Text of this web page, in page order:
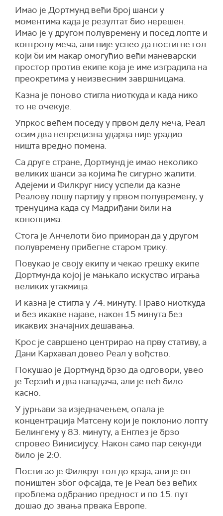
Имао је Дортмунд већи број шанси у
моментима када је резултат био нерешен.
Имао је у другом полувремену и посед лопте и
контролу меча, али није успео да постигне гол
који би им макар омогућио већи маневарски
простор против екипе која је име изградила на
преокретима у неизвесним завршницама.
Казна је поново стигла ниоткуда и када нико
то не очекује.
Упркос већем поседу у првом делу меча, Реал
осим два непрецизна ударца није урадио
ништа вредно помена.
Са друге стране, Дортмунд је имао неколико
великих шанси за којима ће сигурно жалити.
Адејеми и Филкруг нису успели да казне
Реалову лошу партију у првом полувремену, у
тренуцима када су Мадриђани били на
конопцима.
Стога је Анчелоти био приморан да у другом
полувремену прибегне старом трику.
Повукао је своју екипу и чекао грешку екипе
Дортмунда којој је мањкало искуство играња
великих утакмица.
И казна је стигла у 74. минуту. Право ниоткуда
и без икакве најаве, након 15 минута без
икаквих значајних дешавања.
Крос је савршено центрирао на прву стативу, а
Дани Кархавал довео Реал у вођство.
Покушао је Дортмунд брзо да одговори, увео
је Терзић и два нападача, али је већ било
касно.
У јурњави за изједначењем, опала је
концентрација Матсену који је поклонио лопту
Белингему у 83. минуту, а Енглез је брзо
спровео Винисијусу. Након само пар секунди
било је 2:0.
Постигао је Филкруг гол до краја, али је он
поништен због офсајда, те је Реал без већих
проблема одбранио предност и по 15. пут
дошао до звања првака Европе.